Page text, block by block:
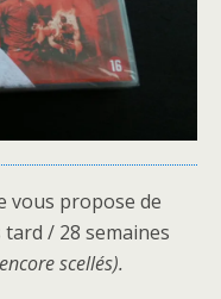
vous propose de
/ 28 semaines
scellés).